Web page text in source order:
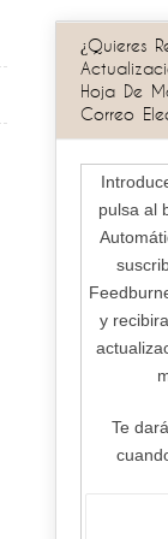
¿Quieres
Hoja De
Correo
pulsa al
y
Te